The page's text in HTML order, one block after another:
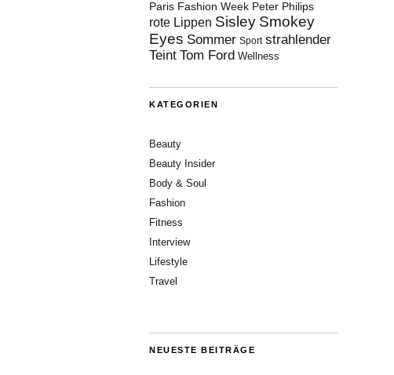
Paris Fashion Week Peter Philips
rote Lippen Sisley Smokey
Eyes Sommer Sport strahlender
Teint Tom Ford Wellness
KATEGORIEN
Beauty
Beauty Insider
Body & Soul
Fashion
Fitness
Interview
Lifestyle
Travel
NEUESTE BEITRÄGE